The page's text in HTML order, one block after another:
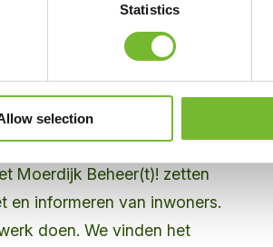
Statistics
selection
en met 1 september 2022
halvering van het aantal
Moerdijk Beheer(t)! zetten
en informeren van inwoners.
doen. We vinden het